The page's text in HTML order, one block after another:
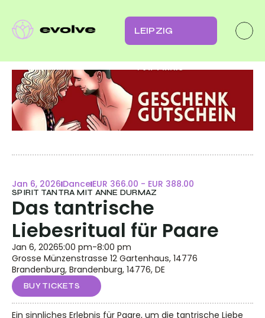
LEIPZIG
Jan 6, 2026 Dance EUR 366.00 - EUR 388.00
SPIRIT TANTRA MIT ANNE DURMAZ
Das tantrische
Liebesritual für Paare
Jan 6, 20265:00 pm-8:00 pm
Grosse Münzenstrasse 12 Gartenhaus, 14776
Brandenburg, Brandenburg, 14776, DE
BUY TICKETS
Ein sinnliches Erlebnis für Paare, um die tantrische Liebe